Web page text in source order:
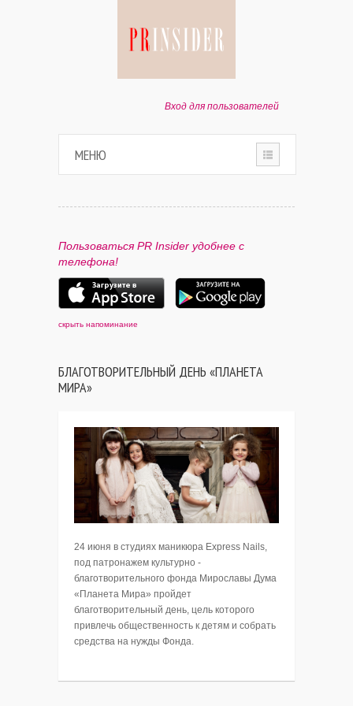
Вход для пользователей
МЕНЮ
ПАРТНЕРАМ
КОНТАКТЫ
Пользоваться PR Insider удобнее с
телефона!
скрыть напоминание
БЛАГОТВОРИТЕЛЬНЫЙ ДЕНЬ «ПЛАНЕТА
МИРА»
24 июня в студиях маникюра Express Nails,
под патронажем культурно -
благотворительного фонда Мирославы Дума
«Планета Мира» пройдет
благотворительный день, цель которого
привлечь общественность к детям и собрать
средства на нужды Фонда.